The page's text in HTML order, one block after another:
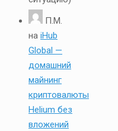
П.М.
на iHub
Global —
домашний
майнинг
криптовалюты
Helium без
вложений